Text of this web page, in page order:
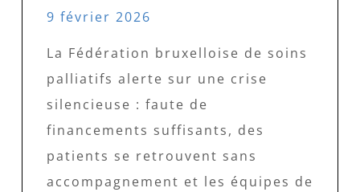
9 février 2026
La Fédération bruxelloise de soins
palliatifs alerte sur une crise
silencieuse : faute de
financements suffisants, des
patients se retrouvent sans
accompagnement et les équipes de